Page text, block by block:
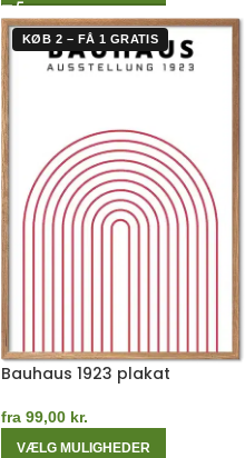
KØB 2 – FÅ 1 GRATIS
Bauhaus 1923 plakat
fra 99,00 kr.
VÆLG MULIGHEDER